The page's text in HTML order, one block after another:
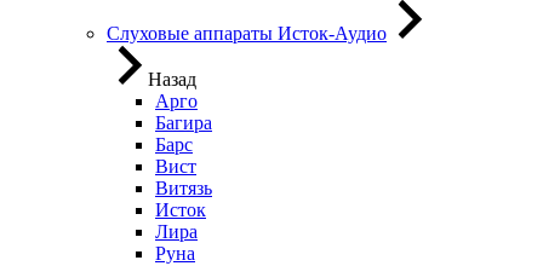
Слуховые аппараты Исток-Аудио
Назад
Арго
Багира
Барс
Вист
Витязь
Исток
Лира
Руна